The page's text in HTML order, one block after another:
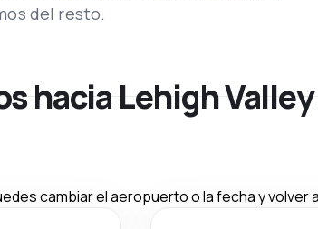
del resto.
hacia Lehigh
cambiar el aeropuerto o la fecha y volver